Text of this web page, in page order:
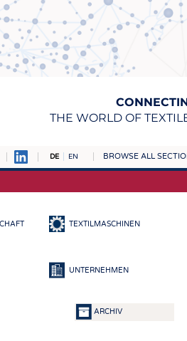
THE WORLD OF
DE EN BROWSE ALL
TEXTILMASCHINEN
UNTERNEHMEN
ARCHIV